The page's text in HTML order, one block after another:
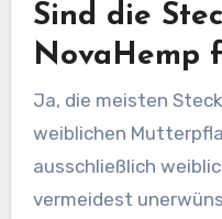
Sind die
NovaHemp
Ja, die meisten
weiblichen
ausschließlich
vermeidest